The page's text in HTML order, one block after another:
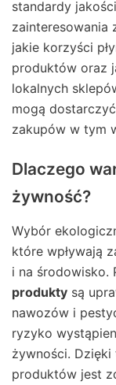
standardy
zainteresowania
jakie korzyści
produktów oraz
lokalnych
mogą
zakupów w tym
Dlaczego
żywność?
Wybór
które wpływają
i na środowisko.
produkty są
nawozów i
ryzyko
żywności.
produktów jest